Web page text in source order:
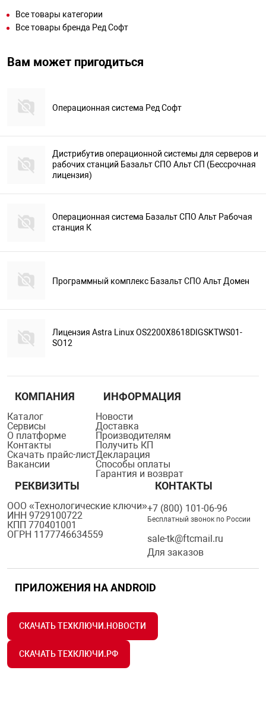
Все товары категории
Все товары бренда Ред Софт
Вам может пригодиться
Операционная система Ред Софт
Дистрибутив операционной системы для серверов и
рабочих станций Базальт СПО Альт СП (Бессрочная
лицензия)
Операционная система Базальт СПО Альт Рабочая
станция К
Программный комплекс Базальт СПО Альт Домен
Лицензия Astra Linux OS2200X8618DIGSKTWS01-
SO12
КОМПАНИЯ
Каталог
Сервисы
О платформе
Контакты
Скачать прайс-лист
Вакансии
ИНФОРМАЦИЯ
Новости
Доставка
Производителям
Получить КП
Декларация
Способы оплаты
Гарантия и возврат
РЕКВИЗИТЫ
ООО «Технологические ключи»
ИНН 9729100722
КПП 770401001
ОГРН 1177746634559
КОНТАКТЫ
+7 (800) 101-06-96
Бесплатный звонок по России
sale-tk@ftcmail.ru
Для заказов
ПРИЛОЖЕНИЯ НА ANDROID
СКАЧАТЬ ТЕХКЛЮЧИ.НОВОСТИ
СКАЧАТЬ ТЕХКЛЮЧИ.РФ